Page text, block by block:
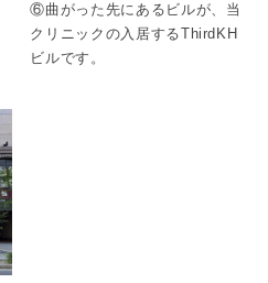
⑥曲がった先にあるビルが、当
クリニックの入居するThirdKH
ビルです。